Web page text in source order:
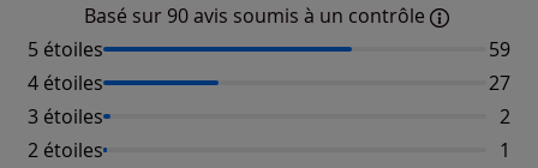
Basé sur 90 avis soumis à un contrôle
5 étoiles
59
4 étoiles
27
3 étoiles
2
2 étoiles
1